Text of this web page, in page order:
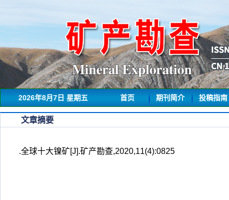
2026年8月7日 星期五 首页 期刊简介 投稿指南
文章摘要
.全球十大镍矿[J].矿产勘查,2020,11(4):0825